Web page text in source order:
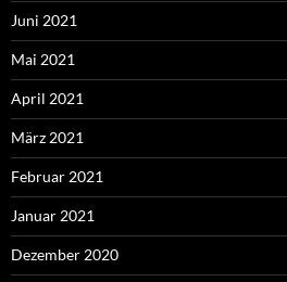
Juni 2021
Mai 2021
April 2021
März 2021
Februar 2021
Januar 2021
Dezember 2020